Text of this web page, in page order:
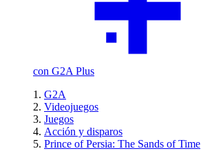
con G2A Plus
G2A
Videojuegos
Juegos
Acción y disparos
Prince of Persia: The Sands of Time